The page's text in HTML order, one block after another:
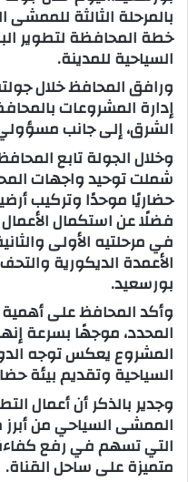
بالمرحلة الثالثة
خطة المحافظة لتطوير
السياحية للمدينة.
ورافق المحافظ خلال
إدارة المشروعات
الشرق، إلى جانب
وخلال الجولة تابع
شملت توحيد واجهات
حضاريًا موحدًا وتركيب
فضلًا عن استكمال
في مرحلتيه الأولى
الأعمدة الديكورية
بورسعيد.
وأكد المحافظ على أهمية
المحدد، موجهًا بسرعة
المشروع يعكس توجه
السياحية وتقديم بيئة
وجدير بالذكر أن أعمال
الممشى السياحي من
التي تسهم في رفع
متميزة على ساحل القناة.